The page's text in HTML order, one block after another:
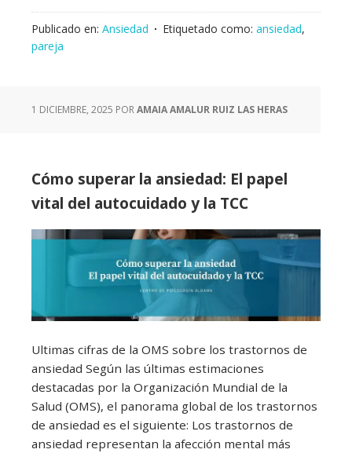
Publicado en: Ansiedad Etiquetado como: ansiedad,
pareja
1 DICIEMBRE, 2025 PORAMAIA AMALUR RUIZ LAS HERAS
Cómo superar la ansiedad: El papel
vital del autocuidado y la TCC
Ultimas cifras de la OMS sobre los trastornos de
ansiedad Según las últimas estimaciones
destacadas por la Organización Mundial de la
Salud (OMS), el panorama global de los trastornos
de ansiedad es el siguiente: Los trastornos de
ansiedad representan la afección mental más